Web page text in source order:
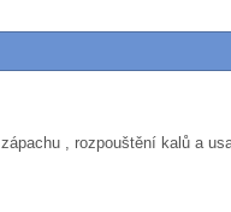
, rozpouštění kalů a